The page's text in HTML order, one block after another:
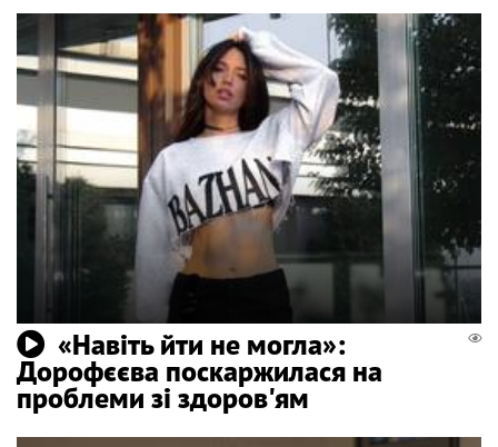
«Навіть йти не могла»:
Дорофєєва поскаржилася на
проблеми зі здоров'ям